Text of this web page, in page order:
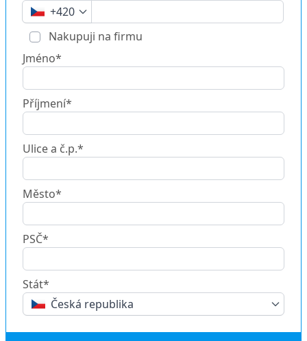
+420
Nakupuji na firmu
Jméno*
Příjmení*
Ulice a č.p.*
Město*
PSČ*
Stát*
Česká republika